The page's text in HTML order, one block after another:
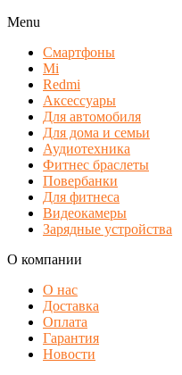
Menu
Смартфоны
Mi
Redmi
Аксессуары
Для автомобиля
Для дома и семьи
Аудиотехника
Фитнес браслеты
Повербанки
Для фитнеса
Видеокамеры
Зарядные устройства
О компании
О нас
Доставка
Оплата
Гарантия
Новости